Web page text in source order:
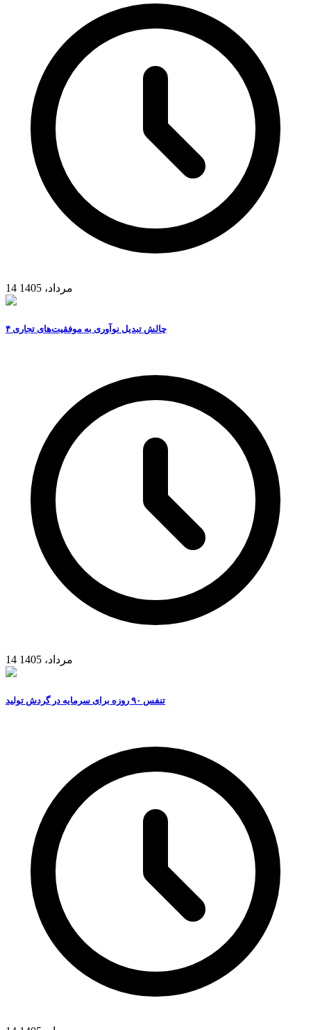
14 مرداد، 1405
۴ چالش تبدیل نوآوری به موفقیت‌های تجاری
14 مرداد، 1405
تنفس ۹۰ روزه برای سرمایه در گردش تولید